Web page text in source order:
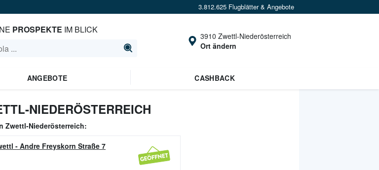
3.812.625 Flugblätter & Angebote
PROSPEKTE IM BLICK
3910 Zwettl-Niederösterreich
Ort ändern
ANGEBOTE CASHBACK
NIEDERÖSTERREICH
Zwettl-Niederösterreich:
- Andre Freyskorn Straße 7